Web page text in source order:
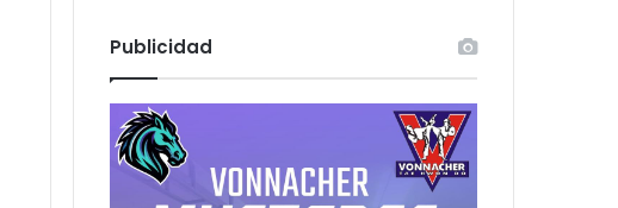
Publicidad